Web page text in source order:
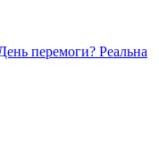
перемоги? Реальна